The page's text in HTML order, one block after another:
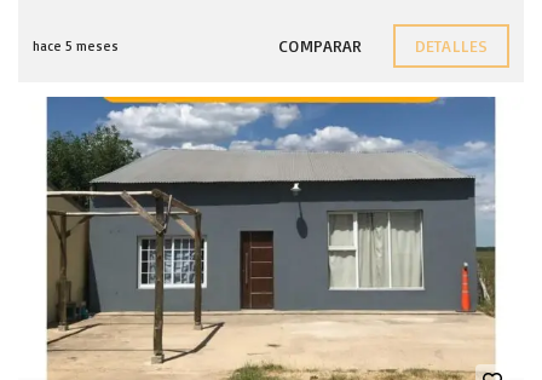
hace 5 meses COMPARAR DETALLES